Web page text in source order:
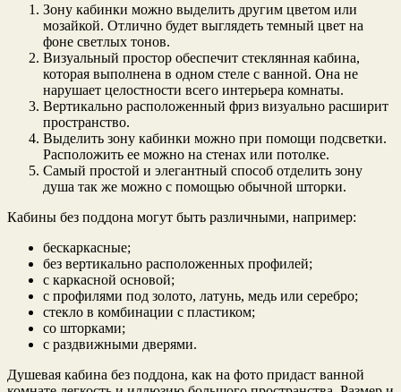
Зону кабинки можно выделить другим цветом или
мозайкой. Отлично будет выглядеть темный цвет на
фоне светлых тонов.
Визуальный простор обеспечит стеклянная кабина,
которая выполнена в одном стеле с ванной. Она не
нарушает целостности всего интерьера комнаты.
Вертикально расположенный фриз визуально расширит
пространство.
Выделить зону кабинки можно при помощи подсветки.
Расположить ее можно на стенах или потолке.
Самый простой и элегантный способ отделить зону
душа так же можно с помощью обычной шторки.
Кабины без поддона могут быть различными, например:
бескаркасные;
без вертикально расположенных профилей;
с каркасной основой;
с профилями под золото, латунь, медь или серебро;
стекло в комбинации с пластиком;
со шторками;
с раздвижными дверями.
Душевая кабина без поддона, как на фото придаст ванной